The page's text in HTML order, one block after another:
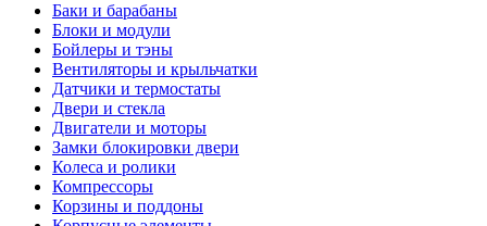
Баки и барабаны
Блоки и модули
Бойлеры и тэны
Вентиляторы и крыльчатки
Датчики и термостаты
Двери и стекла
Двигатели и моторы
Замки блокировки двери
Колеса и ролики
Компрессоры
Корзины и поддоны